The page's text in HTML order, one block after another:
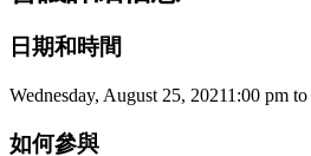
日期和時間
Wednesday, August 25, 20211:00 pm to
如何參與